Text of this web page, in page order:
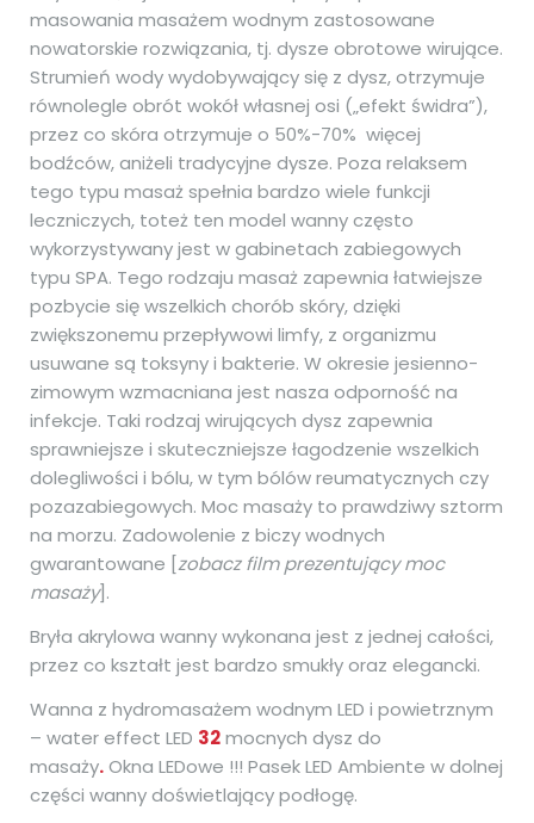
masowania masażem wodnym zastosowane
nowatorskie rozwiązania, tj. dysze obrotowe wirujące.
Strumień wody wydobywający się z dysz, otrzymuje
równolegle obrót wokół własnej osi („efekt świdra”),
przez co skóra otrzymuje o 50%-70% więcej
bodźców, aniżeli tradycyjne dysze. Poza relaksem
tego typu masaż spełnia bardzo wiele funkcji
leczniczych, toteż ten model wanny często
wykorzystywany jest w gabinetach zabiegowych
typu SPA. Tego rodzaju masaż zapewnia łatwiejsze
pozbycie się wszelkich chorób skóry, dzięki
zwiększonemu przepływowi limfy, z organizmu
usuwane są toksyny i bakterie. W okresie jesienno-
zimowym wzmacniana jest nasza odporność na
infekcje. Taki rodzaj wirujących dysz zapewnia
sprawniejsze i skuteczniejsze łagodzenie wszelkich
dolegliwości i bólu, w tym bólów reumatycznych czy
pozazabiegowych. Moc masaży to prawdziwy sztorm
na morzu. Zadowolenie z biczy wodnych
gwarantowane [zobacz film prezentujący moc
masaży].
Bryła akrylowa wanny wykonana jest z jednej całości,
przez co kształt jest bardzo smukły oraz elegancki.
Wanna z hydromasażem wodnym LED i powietrznym
– water effect LED 32mocnych dysz do
masaży.Okna LEDowe !!! Pasek LED Ambiente w dolnej
części wanny doświetlający podłogę.